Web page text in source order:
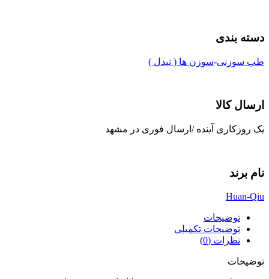
دسته بندی
طب سوزنی-سوزن ها ( نیدل )
ارسال کالا
یک روزکاری آینده /ارسال فوری در مشهد
نام برند
Huan-Qiu
توضیحات
توضیحات تکمیلی
نظرات (0)
توضیحات